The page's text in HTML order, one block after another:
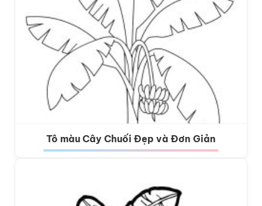
Tô màu Cây Chuối Đẹp và Đơn Giản